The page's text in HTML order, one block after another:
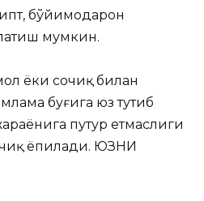
бўйимодарон
мумкин.
ёки сочиқ билан
буғига юз тутиб
путур етмаслиги
ёпилади. ЮЗНИ